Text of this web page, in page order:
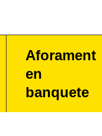
Aforament
en
banquete